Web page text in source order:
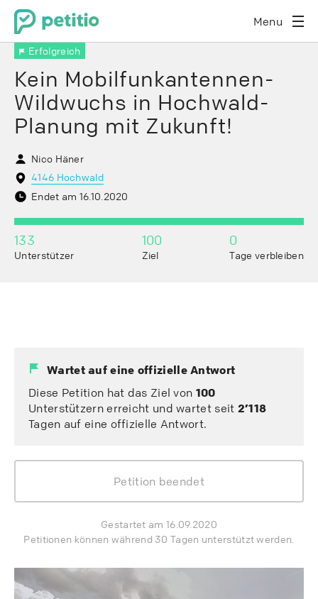
Menu
Erfolgreich
Kein Mobilfunkantennen-
Wildwuchs in Hochwald-
Planung mit Zukunft!
Nico Häner
4146 Hochwald
Endet am 16.10.2020
133
Unterstützer
100
Ziel
0
Tage verbleiben
Wartet auf eine offizielle Antwort
Diese Petition hat das Ziel von 100
Unterstützern erreicht und wartet seit 2’118
Tagen auf eine offizielle Antwort.
Petition beendet
Gestartet am 16.09.2020
Petitionen können während 30 Tagen unterstützt werden.